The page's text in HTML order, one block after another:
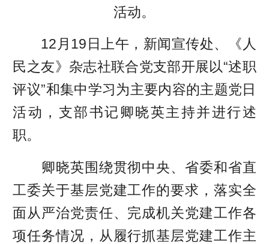
活动。
12月19日上午，新闻宣传处、《人
民之友》杂志社联合党支部开展以“述职
评议”和集中学习为主要内容的主题党日
活动，支部书记卿晓英主持并进行述
职。
卿晓英围绕贯彻中央、省委和省直
工委关于基层党建工作的要求，落实全
面从严治党责任、完成机关党建工作各
项任务情况，从履行抓基层党建工作主